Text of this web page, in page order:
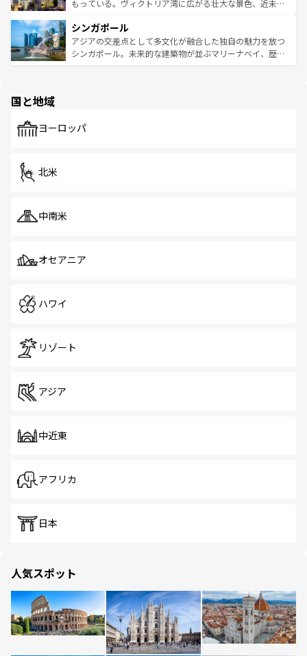
参照してほしい。
いビーチでリゾート気分を楽しむことができる。タイ料理
激する。気候は一年中温暖で、どの季節にも異なる楽しみ
が待っている。親しみやすいタイの人々、仏教を中心とし
た文化、そして多様な観光資源が、訪れる旅人を魅了し続
もっている。ヴィクトリア湾に広がる壮大な景色、近未来
み、どこを訪れても感動するはず。観光スポットが密集し
ており、効率よく見どころを回れるのも魅力。息をのむよ
うな絶景から文化的な体験まで、香港を存分に楽しみ尽く
シンガポール
アジアの交差点として多文化が融合した独自の魅力を放つ
シンガポール。未来的な建築物が並ぶマリーナベイ、歴史
で、ホーカーズは地元の風情を楽しめる外せないスポット
国と地域
ヨーロッパ
北米
中南米
オセアニア
ハワイ
リゾート
アジア
中近東
アフリカ
日本
人気スポット